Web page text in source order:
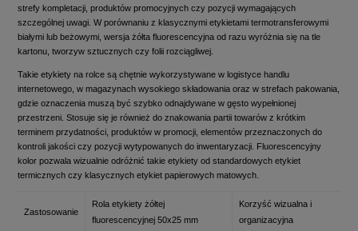
strefy kompletacji, produktów promocyjnych czy pozycji wymagających
szczególnej uwagi. W porównaniu z klasycznymi etykietami termotransferowymi
białymi lub beżowymi, wersja żółta fluorescencyjna od razu wyróżnia się na tle
kartonu, tworzyw sztucznych czy folii rozciągliwej.
Takie etykiety na rolce są chętnie wykorzystywane w logistyce handlu
internetowego, w magazynach wysokiego składowania oraz w strefach pakowania,
gdzie oznaczenia muszą być szybko odnajdywane w gęsto wypełnionej
przestrzeni. Stosuje się je również do znakowania partii towarów z krótkim
terminem przydatności, produktów w promocji, elementów przeznaczonych do
kontroli jakości czy pozycji wytypowanych do inwentaryzacji. Fluorescencyjny
kolor pozwala wizualnie odróżnić takie etykiety od standardowych etykiet
termicznych czy klasycznych etykiet papierowych matowych.
Zastosowanie
Rola etykiety żółtej
fluorescencyjnej 50x25 mm
Korzyść wizualna i
organizacyjna